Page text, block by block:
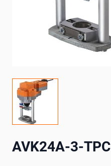
AVK24A-3-TPC